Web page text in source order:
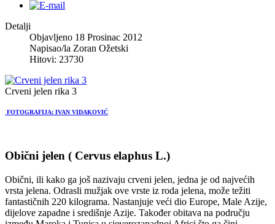
Detalji
Objavljeno 18 Prosinac 2012
Napisao/la Zoran Ožetski
Hitovi: 23730
Crveni jelen rika 3
FOTOGRAFIJA: IVAN VIDAKOVIĆ
Obični jelen ( Cervus elaphus L.)
Obični, ili kako ga još nazivaju crveni jelen, jedna je od najvećih
vrsta jelena. Odrasli mužjak ove vrste iz roda jelena, može težiti
fantastičnih 220 kilograma. Nastanjuje veći dio Europe, Male Azije,
dijelove zapadne i središnje Azije. Također obitava na području